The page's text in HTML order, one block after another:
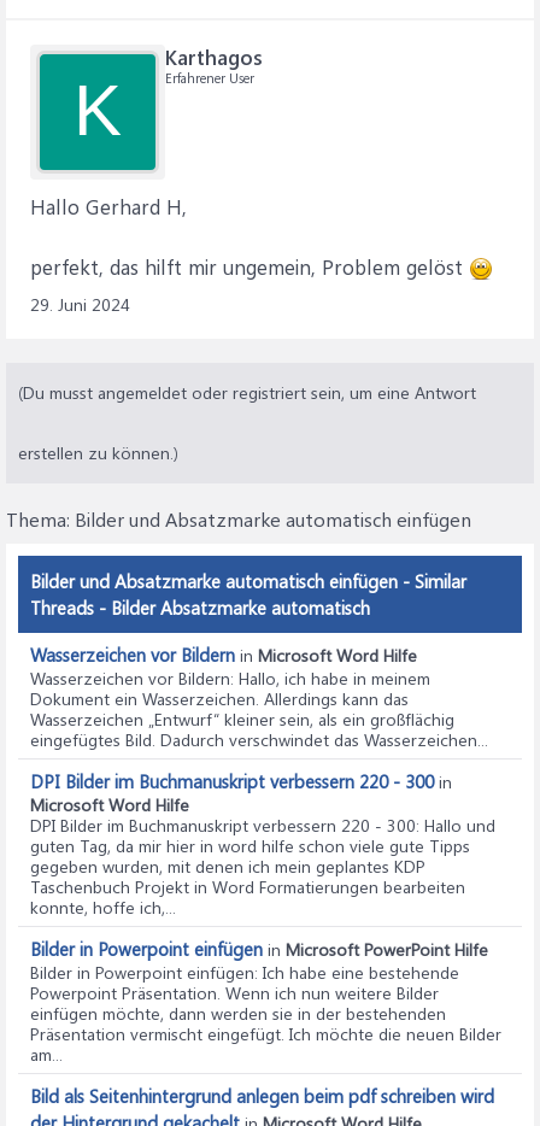
K
Karthagos
Erfahrener User
Hallo Gerhard H,
perfekt, das hilft mir ungemein, Problem gelöst
29. Juni 2024
(Du musst angemeldet oder registriert sein, um eine Antwort
erstellen zu können.)
Thema: Bilder und Absatzmarke automatisch einfügen
Bilder und Absatzmarke automatisch einfügen - Similar
Threads - Bilder Absatzmarke automatisch
Wasserzeichen vor Bildern in Microsoft Word Hilfe
Wasserzeichen vor Bildern: Hallo, ich habe in meinem
Dokument ein Wasserzeichen. Allerdings kann das
Wasserzeichen „Entwurf“ kleiner sein, als ein großflächig
eingefügtes Bild. Dadurch verschwindet das Wasserzeichen...
DPI Bilder im Buchmanuskript verbessern 220 - 300in
Microsoft Word Hilfe
DPI Bilder im Buchmanuskript verbessern 220 - 300: Hallo und
guten Tag, da mir hier in word hilfe schon viele gute Tipps
gegeben wurden, mit denen ich mein geplantes KDP
Taschenbuch Projekt in Word Formatierungen bearbeiten
konnte, hoffe ich,...
Bilder in Powerpoint einfügen in Microsoft PowerPoint Hilfe
Bilder in Powerpoint einfügen: Ich habe eine bestehende
Powerpoint Präsentation. Wenn ich nun weitere Bilder
einfügen möchte, dann werden sie in der bestehenden
Präsentation vermischt eingefügt. Ich möchte die neuen Bilder
am...
Bild als Seitenhintergrund anlegen beim pdf schreiben wird